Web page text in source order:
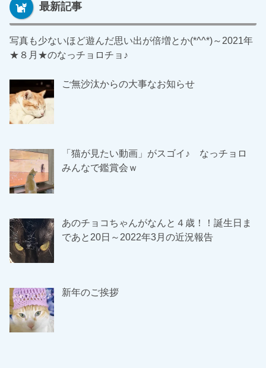
最新記事
写真も少ないほど遊んだ思い出が倍増とか(*^^*)～2021年
★８月★のなっチョロチョ♪
ご無沙汰からの大事なお知らせ
「猫が見たい動画」がスゴイ♪ なっチョロ
みんなで鑑賞会ｗ
あのチョコちゃんがなんと４歳！！誕生日ま
であと20日～2022年3月の近況報告
新年のご挨拶